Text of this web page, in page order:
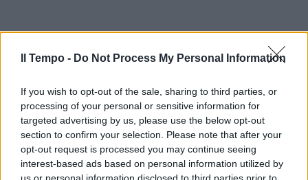
Il Tempo - Do Not Process My Personal Information
If you wish to opt-out of the sale, sharing to third parties, or
processing of your personal or sensitive information for
targeted advertising by us, please use the below opt-out
section to confirm your selection. Please note that after your
opt-out request is processed you may continue seeing
interest-based ads based on personal information utilized by
us or personal information disclosed to third parties prior to